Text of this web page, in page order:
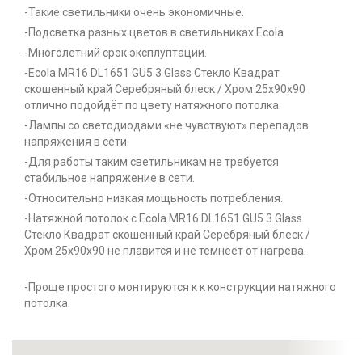
-Такие светильники очень экономичные.
-Подсветка разных цветов в светильниках Ecola
-Многолетний срок эксплуптации.
-Ecola MR16 DL1651 GU5.3 Glass Стекло Квадрат
скошенный край Серебряный блеск / Хром 25x90x90
отлично подойдёт по цвету натяжного потолка.
-Лампы со светодиодами «не чувствуют» перепадов
напряжения в сети.
-Для работы таким светильникам не требуется
стабильное напряжение в сети.
-Относительно низкая мощьность потребления.
-Натяжной потолок с Ecola MR16 DL1651 GU5.3 Glass
Стекло Квадрат скошенный край Серебряный блеск /
Хром 25x90x90 не плавится и не темнеет от нагрева.
-Проще простого монтируются к к конструкции натяжного
потолка.